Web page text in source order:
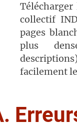
collectif
pages
plus
facilement